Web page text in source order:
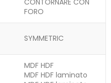
CONTORNARE CON
FORO
SYMMETRIC
MDF HDF
MDF HDF laminato